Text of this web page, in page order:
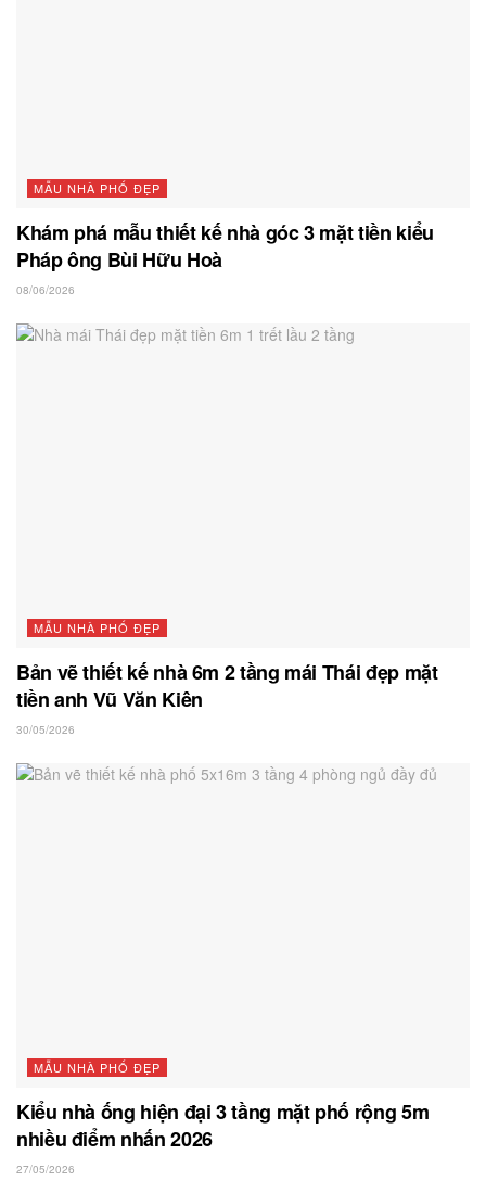
MẪU NHÀ PHỐ ĐẸP
Khám phá mẫu thiết kế nhà góc 3 mặt tiền kiểu
Pháp ông Bùi Hữu Hoà
08/06/2026
MẪU NHÀ PHỐ ĐẸP
Bản vẽ thiết kế nhà 6m 2 tầng mái Thái đẹp mặt
tiền anh Vũ Văn Kiên
30/05/2026
MẪU NHÀ PHỐ ĐẸP
Kiểu nhà ống hiện đại 3 tầng mặt phố rộng 5m
nhiều điểm nhấn 2026
27/05/2026